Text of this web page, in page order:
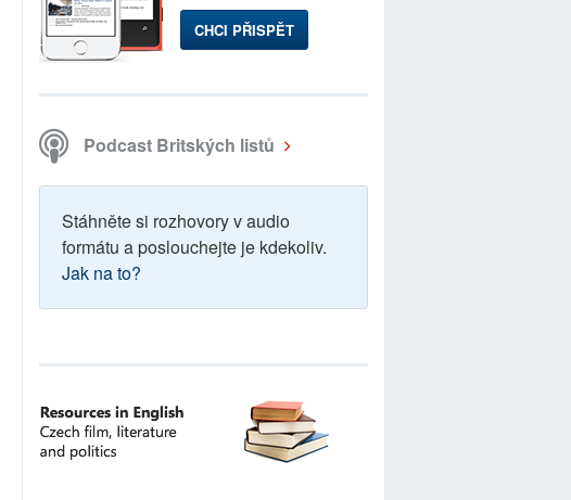
CHCI PŘISPĚT
Podcast Britských listů
Stáhněte si rozhovory v audio
formátu a poslouchejte je kdekoliv.
Jak na to?